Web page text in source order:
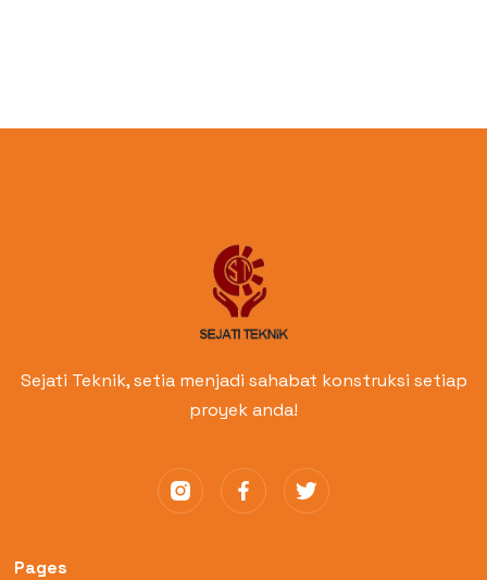
Sejati Teknik, setia menjadi sahabat konstruksi setiap
proyek anda!
Pages